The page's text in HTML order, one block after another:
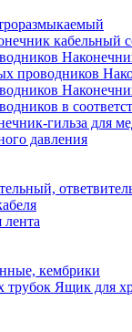
кабельный
гильза для
давления
кембрики
Ящик для